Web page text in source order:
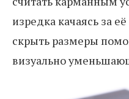
изредка качаясь за
скрыть размеры
визуально